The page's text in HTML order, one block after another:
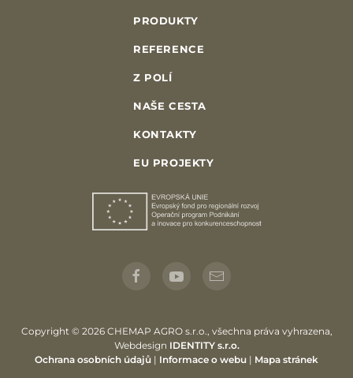
PRODUKTY
REFERENCE
Z POLÍ
NAŠE CESTA
KONTAKTY
EU PROJEKTY
Copyright © 2026 CHEMAP AGRO s.r.o., všechna práva vyhrazena,
Webdesign IDENTITY s.r.o.
Ochrana osobních údajů | Informace o webu | Mapa stránek